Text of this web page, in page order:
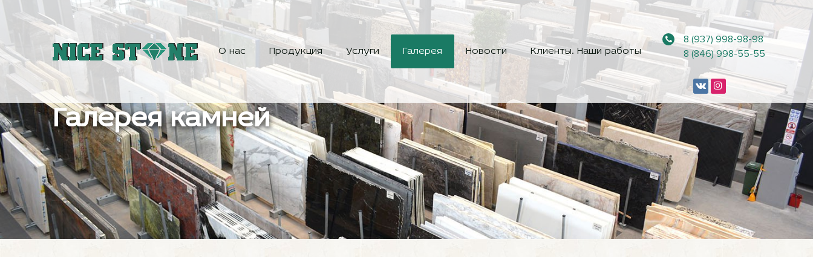
О нас Продукция Услуги Галерея Новости Клиенты. Наши работы
8 (937) 998-98-98
8 (846) 998-55-55
Галерея камней